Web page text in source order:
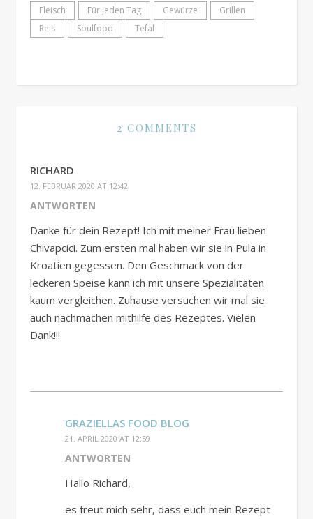
Fleisch Für jeden Tag Gewürze
Grillen
Reis
Soulfood Tefal
2 COMMENTS
RICHARD
12. FEBRUAR 2020 AT 12:42
ANTWORTEN
Danke für dein Rezept! Ich mit meiner Frau lieben
Chivapcici. Zum ersten mal haben wir sie in Pula in
Kroatien gegessen. Den Geschmack von der
leckeren Speise kann ich mit unsere Spezialitäten
kaum vergleichen. Zuhause versuchen wir mal sie
auch nachmachen mithilfe des Rezeptes. Vielen
Dank!!!
GRAZIELLAS FOOD BLOG
21. APRIL 2020 AT 12:59
ANTWORTEN
Hallo Richard,
es freut mich sehr, dass euch mein Rezept